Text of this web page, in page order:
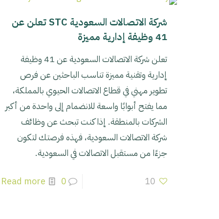
شركة الاتصالات السعودية STC تعلن عن
41 وظيفة إدارية مميزة
تعلن شركة الاتصالات السعودية عن 41 وظيفة
إدارية وتقنية مميزة تناسب الباحثين عن فرص
تطوير مهني في قطاع الاتصالات الحيوي بالمملكة،
مما يفتح أبوابًا واسعة للانضمام إلى واحدة من أكبر
الشركات بالمنطقة. إذا كنت تبحث عن وظائف
شركة الاتصالات السعودية، فهذه فرصتك لتكون
جزءًا من مستقبل الاتصالات في السعودية.
10
0
Read more